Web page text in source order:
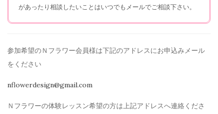
があったり相談したいことはいつでもメールでご相談下さい。
参加希望のＮフラワー会員様は下記のアドレスにお申込みメール
を ください
nflowerdesign@gmail.com
Ｎフラワーの体験レッスン希望の方は上記アドレスへ連絡くださ